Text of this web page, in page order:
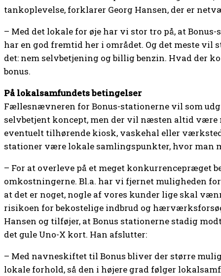
tankoplevelse, forklarer Georg Hansen, der er
– Med det lokale for øje har vi stor tro på, at
har en god fremtid her i området. Og det meste vil
det: nem selvbetjening og billig benzin. Hvad der
bonus.
På lokalsamfundets betingelser
Fællesnævneren for Bonus-stationerne vil som
selvbetjent koncept, men der vil næsten altid være
eventuelt tilhørende kiosk, vaskehal eller
stationer være lokale samlingspunkter, hvor man
– For at overleve på et meget konkurrencepræget
omkostningerne. Bl.a. har vi fjernet muligheden
at det er noget, nogle af vores kunder lige skal
risikoen for bekostelige indbrud og
Hansen og tilføjer, at Bonus stationerne stadig
det gule Uno-X kort. Han afslutter:
– Med navneskiftet til Bonus bliver der større
lokale forhold, så den i højere grad følger